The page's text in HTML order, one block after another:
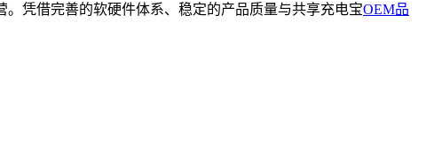
凭借完善的软硬件体系、稳定的产品质量与共享充电宝OEM品